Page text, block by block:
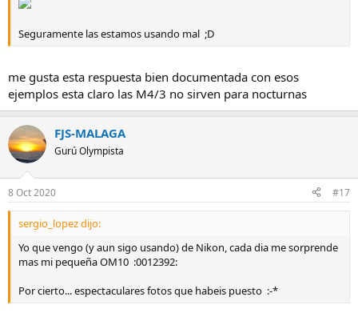
Seguramente las estamos usando mal ;D
me gusta esta respuesta bien documentada con esos
ejemplos esta claro las M4/3 no sirven para nocturnas
FJS-MALAGA
Gurú Olympista
8 Oct 2020 #17
sergio_lopez dijo:
Yo que vengo (y aun sigo usando) de Nikon, cada dia me sorprende
mas mi pequeña OM10 :0012392:
Por cierto... espectaculares fotos que habeis puesto :-*